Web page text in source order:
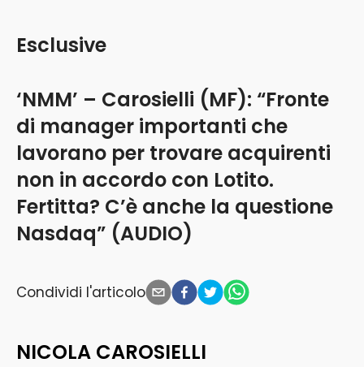
‘NMM’ – Carosielli (MF): “Fronte
di manager importanti che
lavorano per trovare acquirenti
non in accordo con Lotito.
Fertitta? C’è anche la questione
Nasdaq” (AUDIO)
Esclusive
Condividi l'articolo
NICOLA CAROSIELLI